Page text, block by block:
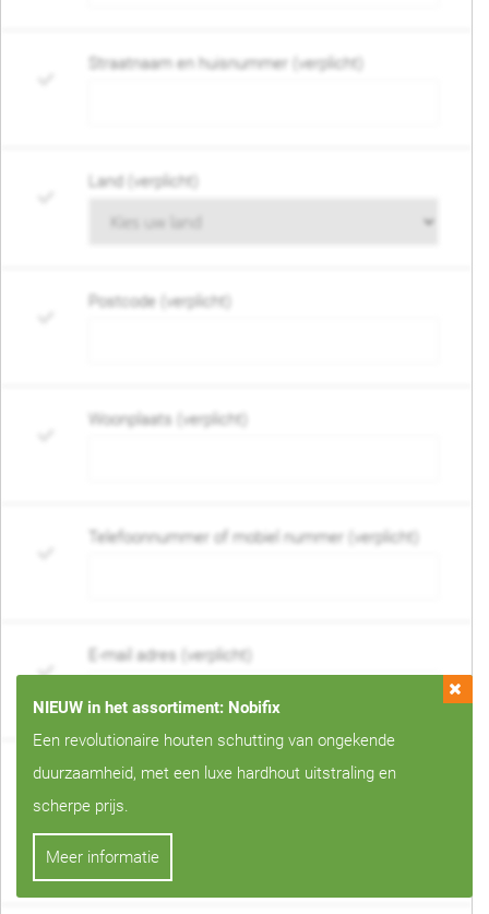
Straatnaam en huisnummer (verplicht)
Land (verplicht)
Postcode (verplicht)
Woonplaats (verplicht)
Telefoonnummer of mobiel nummer (verplicht)
E-mail adres (verplicht)
Wanneer mag de schutting geplaatst worden?
(verplicht)
Geen voorkeur
Per direct
NIEUW in het assortiment: Nobifix
Een revolutionaire houten schutting van ongekende
duurzaamheid, met een luxe hardhout uitstraling en
scherpe prijs.
Meer informatie